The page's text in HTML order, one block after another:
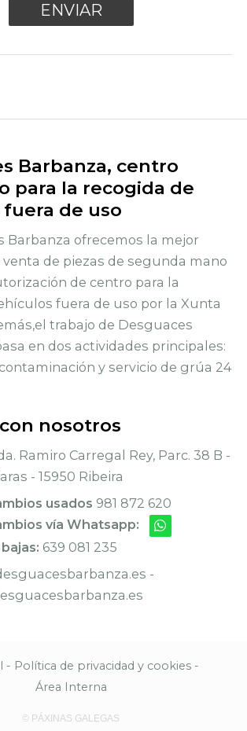
Barbanza, centro
para la recogida de
de uso
Barbanza ofrecemos la mejor
de piezas de segunda mano
de centro para la
fuera de uso por la Xunta
trabajo de Desguaces
en dos actividades principales:
y servicio de grúa 24
nosotros
Ramiro Carregal Rey, Parc. 38 B -
- 15950 Ribeira
usados 981 872 620
vía Whatsapp:
639 081 235
-
- Política de privacidad y cookies -
Área Interna
© PÁXINAS GALEGAS